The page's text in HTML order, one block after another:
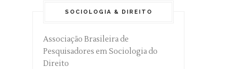
SOCIOLOGIA & DIREITO
Associação Brasileira de
Pesquisadores em Sociologia do
Direito